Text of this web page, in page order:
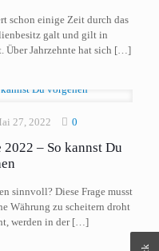
schon einige Zeit durch das
galt und gilt in
Über Jahrzehnte hat sich […]
27, 2022 0
– So kannst Du
sinnvoll? Diese Frage musst
Währung zu scheitern droht
werden in der[…]